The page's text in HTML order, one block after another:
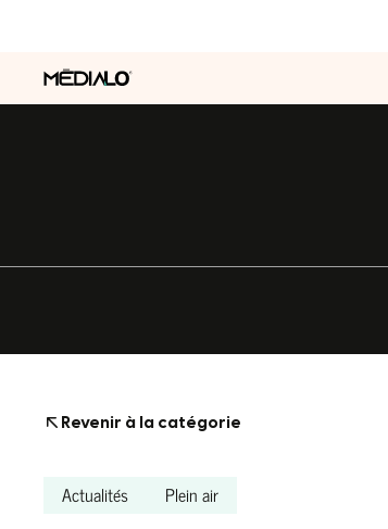
Revenir à la catégorie
Actualités Plein air